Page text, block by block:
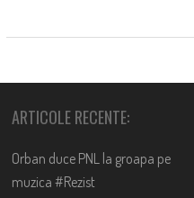
ARTICOLE RECENTE:
Orban duce PNL la groapa pe
muzica #Rezist